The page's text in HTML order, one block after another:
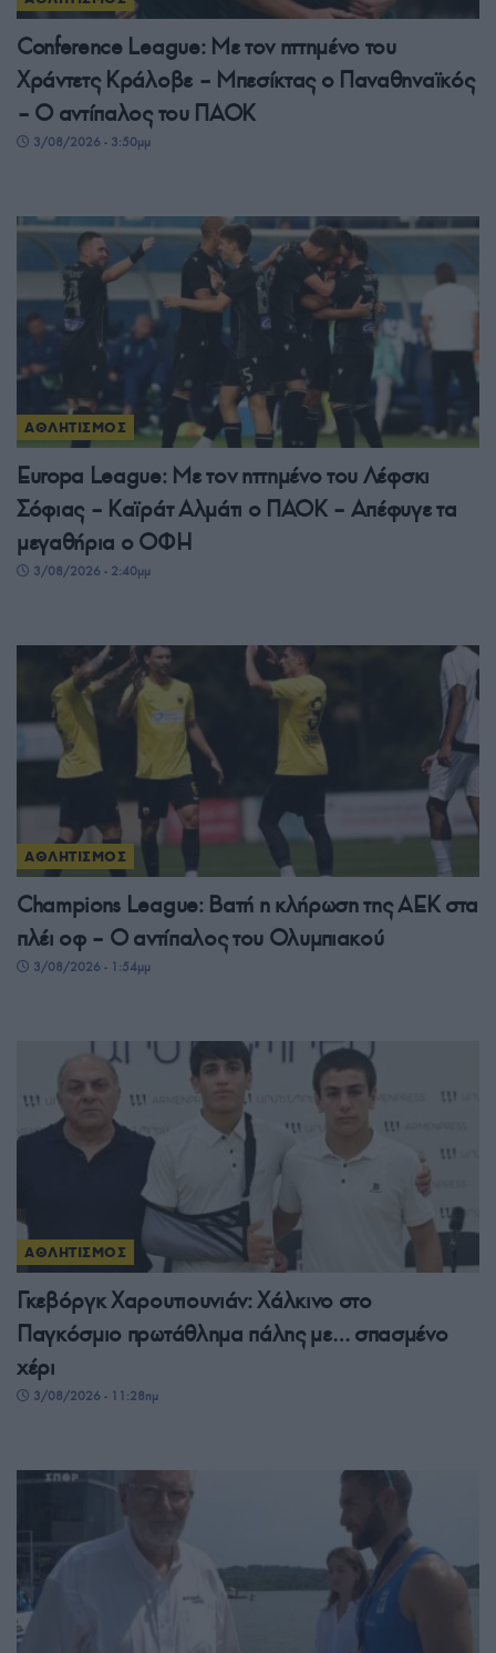
Conference League: Με τον ηττημένο του
Χράντετς Κράλοβε – Μπεσίκτας ο Παναθηναϊκός
– Ο αντίπαλος του ΠΑΟΚ
3/08/2026 - 3:50μμ
ΑΘΛΗΤΙΣΜΟΣ
Europa League: Με τον ηττημένο του Λέφσκι
Σόφιας – Καϊράτ Αλμάτι ο ΠΑΟΚ – Απέφυγε τα
μεγαθήρια ο ΟΦΗ
3/08/2026 - 2:40μμ
ΑΘΛΗΤΙΣΜΟΣ
Champions League: Βατή η κλήρωση της ΑΕΚ στα
πλέι οφ – Ο αντίπαλος του Ολυμπιακού
3/08/2026 - 1:54μμ
ΑΘΛΗΤΙΣΜΟΣ
Γκεβόργκ Χαρουτιουνιάν: Χάλκινο στο
Παγκόσμιο πρωτάθλημα πάλης με… σπασμένο
χέρι
3/08/2026 - 11:28πμ